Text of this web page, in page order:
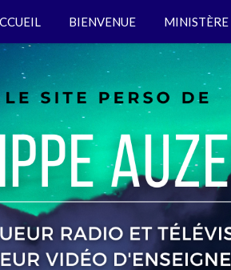
BIENVENUE MINISTÈRE